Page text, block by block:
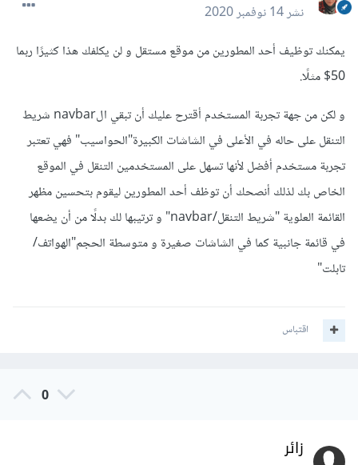
نشر14 نوفمبر 2020
يمكنك توظيف أحد المطورين من موقع مستقل و لن يكلفك هذا كثيرًا ربما
50$ مثلًا.
و لكن من جهة تجربة المستخدم أقترح عليك أن تبقي الnavbar شريط
التنقل على حاله في الأعلى في الشاشات الكبيرة"الحواسيب" فهي تعتبر
تجربة مستخدم أفضل لأنها تسهل على المستخدمين التنقل في الموقع
الخاص بك لذلك أنصحك أن توظف أحد المطورين ليقوم بتحسين مظهر
القائمة العلوية "شريط التنقل/navbar" و ترتيبها لك بدلًا من أن يضعها
في قائمة جانبية كما في الشاشات صغيرة و متوسطة الحجم"الهواتف/
تابلت"
اقتباس
0
زائر